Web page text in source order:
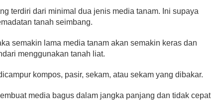
terdiri dari minimal dua jenis media tanam. Ini supaya
tanah seimbang.
semakin lama media tanam akan semakin keras dan
menggunakan tanah liat.
kompos, pasir, sekam, atau sekam yang dibakar.
media bagus dalam jangka panjang dan tidak cepat